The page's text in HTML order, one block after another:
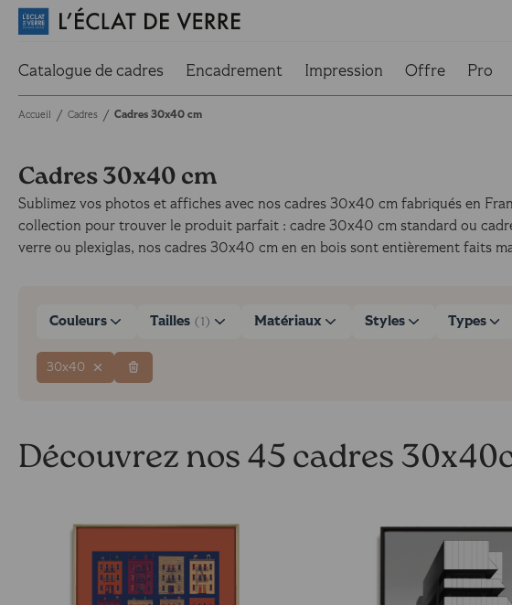
Catalogue de cadres Encadrement Impression Offre Pro
Accueil / Cadres / Cadres 30x40 cm
Cadres 30x40 cm
Sublimez vos photos et affiches avec nos cadres 30x40 cm fabriqués en
collection pour trouver le produit parfait : cadre 30x40 cm standard ou
verre ou plexiglas, nos cadres 30x40 cm en en bois sont entièrement faits
Couleurs Tailles (1) Matériaux Styles Types
30x40
Découvrez nos 45 cadres